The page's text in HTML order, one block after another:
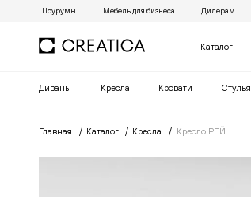
Шоурумы Мебель для бизнеса Дилерам
Каталог
Диваны Кресла Кровати Cтулья
Главная Каталог Кресла Кресло РЕЙ